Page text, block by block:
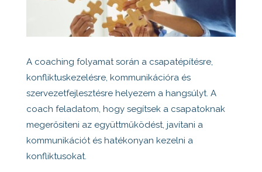
A coaching folyamat során a csapatépítésre,
konfliktuskezelésre, kommunikációra és
szervezetfejlesztésre helyezem a hangsúlyt. A
coach feladatom, hogy segítsek a csapatoknak
megerősíteni az együttműködést, javítani a
kommunikációt és hatékonyan kezelni a
konfliktusokat.